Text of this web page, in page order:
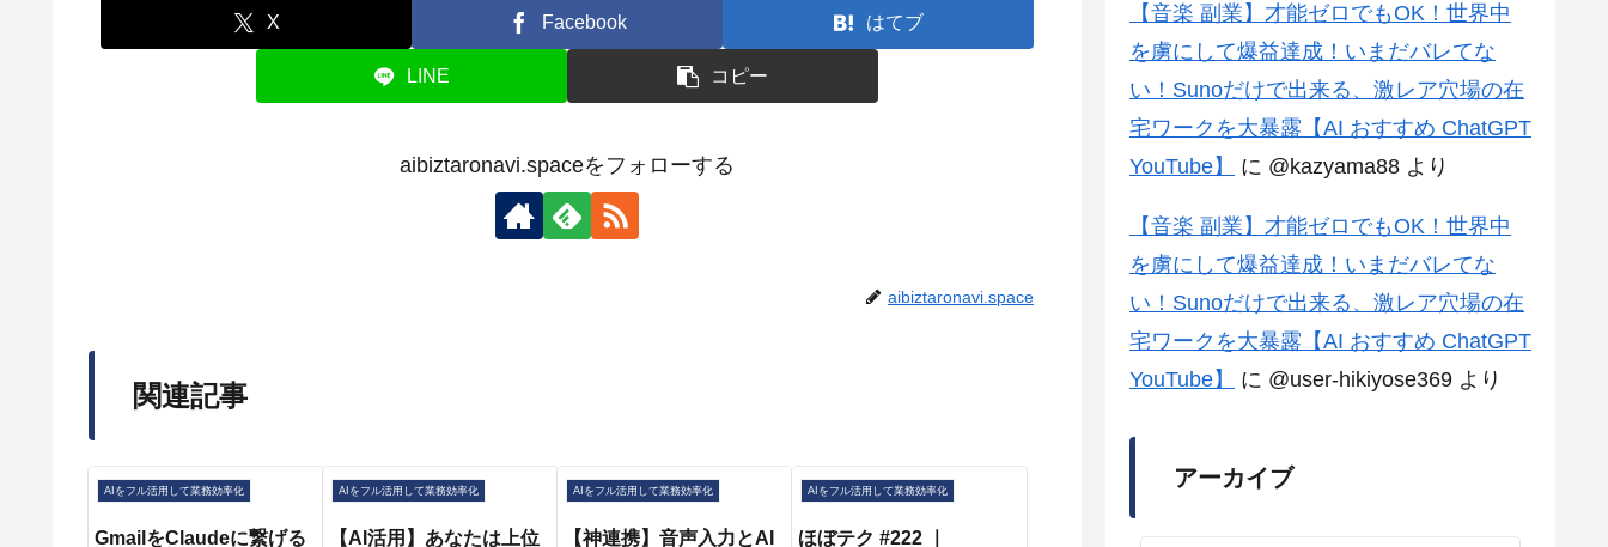
X Facebook はてブ
LINE コピー
aibiztaronavi.spaceをフォローする
aibiztaronavi.space
関連記事
AIをフル活用して業務効率化
GmailをClaudeに繋げる
AIをフル活用して業務効率化
【AI活用】あなたは上位
AIをフル活用して業務効率化
【神連携】音声入力とAI
AIをフル活用して業務効率化
ほぼテク #222 ｜
【音楽 副業】才能ゼロでもOK！世界中
を虜にして爆益達成！いまだバレてな
い！Sunoだけで出来る、激レア穴場の在
宅ワークを大暴露【AI おすすめ ChatGPT
YouTube】
に @kazyama88 より
【音楽 副業】才能ゼロでもOK！世界中
を虜にして爆益達成！いまだバレてな
い！Sunoだけで出来る、激レア穴場の在
宅ワークを大暴露【AI おすすめ ChatGPT
YouTube】
に @user-hikiyose369 より
アーカイブ